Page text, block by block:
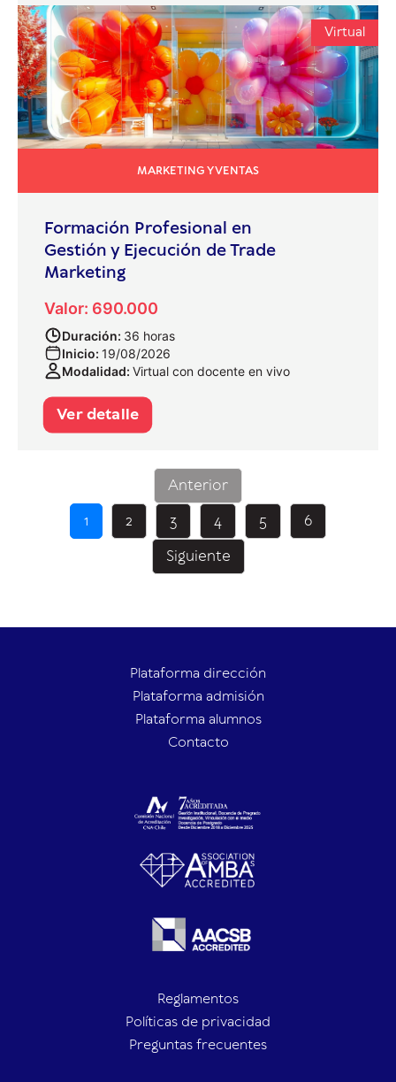
Virtual
MARKETING Y VENTAS
Formación Profesional en
Gestión y Ejecución de Trade
Marketing
Valor: 690.000
Duración: 36 horas
Inicio: 19/08/2026
Modalidad: Virtual con docente en vivo
Ver detalle
Anterior
1
2 3 4 5
6
Siguiente
Plataforma dirección
Plataforma admisión
Plataforma alumnos
Contacto
Reglamentos
Políticas de privacidad
Preguntas frecuentes